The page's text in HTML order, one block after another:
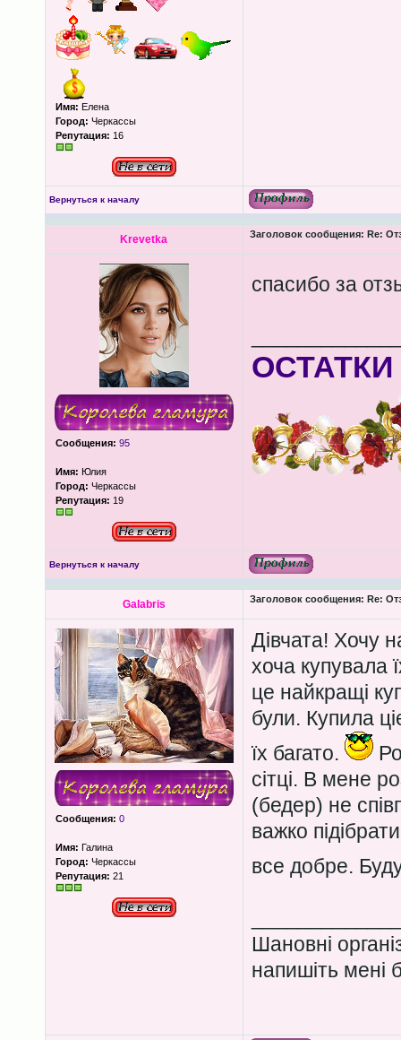
Имя: Елена
Город: Черкассы
Репутация: 16
Вернуться к началу
Krevetkа Заголовок сообщения: Re:
Сообщения: 95
Имя: Юлия
Город: Черкассы
Репутация: 19
спасибо за
ОСТАТКИ
Вернуться к началу
Galabris Заголовок сообщения: Re:
Сообщения: 0
Имя: Галина
Город: Черкассы
Репутация: 21
Дівчата! Хочу
хоча купувала
це найкращі
були. Купила
їх багато.
сітці. В мене
(бедер) не
важко
все добре.
Шановні
напишіть мені